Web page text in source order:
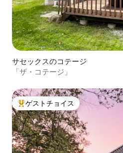
サセックスのコテージ
「ザ・コテージ」
大好評のゲストチョイスです。
ゲストチョイス